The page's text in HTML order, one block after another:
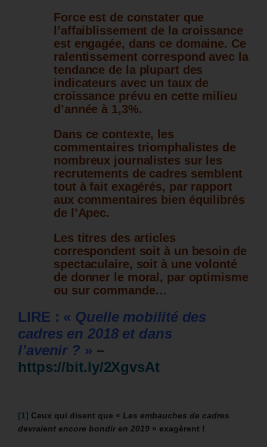
Force est de constater que
l’affaiblissement de la croissance
est engagée, dans ce domaine. Ce
ralentissement correspond avec la
tendance de la plupart des
indicateurs avec un taux de
croissance prévu en cette milieu
d’année à 1,3%.
Dans ce contexte, les
commentaires triomphalistes de
nombreux journalistes sur les
recrutements de cadres semblent
tout à fait exagérés, par rapport
aux commentaires bien équilibrés
de l’Apec.
Les titres des articles
correspondent soit à un besoin de
spectaculaire, soit à une volonté
de donner le moral, par optimisme
ou sur commande…
LIRE : « Quelle mobilité des
cadres en 2018 et dans
l’avenir ? » –
https://bit.ly/2XgvsAt
[1] Ceux qui disent que « Les embauches de cadres
devraient encore bondir en 2019 » exagèrent !